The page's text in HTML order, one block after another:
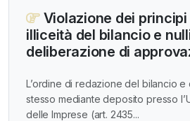
Violazione dei principi
illiceità del bilancio e
deliberazione di
L’ordine di redazione del bilancio
stesso mediante deposito presso
delle Imprese (art. 2435...